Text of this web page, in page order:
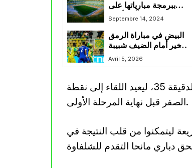
ببرمجة مبارياتها على
Septembre 14, 2024
البيض في مباراة الرمق
الأخير أمام الضيف شبيبة
القبائل الساعي لمواصلة
الاستفاقة
Avril 5, 2026
يرد أولمبي الشلف بعدما عدل أنيس بن شوية النتيجة في الدقيقة 35، ليعيد اللقاء إلى نقطة
الصفر قبل نهاية المرحلة الأولى.
ليتمكنوا من قلب النتيجة في